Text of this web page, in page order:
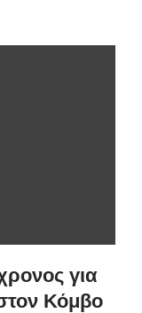
για
Κόμβο